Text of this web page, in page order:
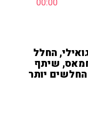
00:00
החלל
שיתף
יותר